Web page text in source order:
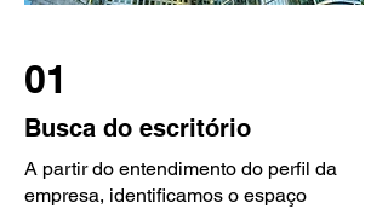
01
Busca do escritório
A partir do entendimento do perfil da
empresa, identificamos o espaço